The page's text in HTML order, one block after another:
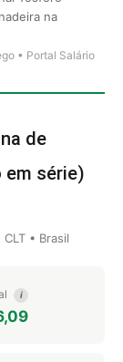
na
• Portal Salário
de
em série)
• Brasil
i